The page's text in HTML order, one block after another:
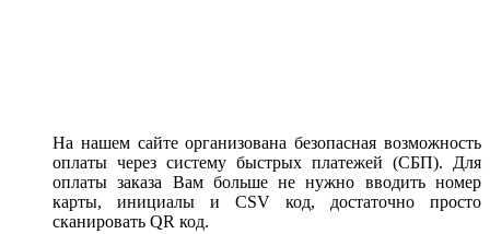
На нашем сайте организована безопасная возможность
оплаты через систему быстрых платежей (СБП). Для
оплаты заказа Вам больше не нужно вводить номер
карты, инициалы и CSV код, достаточно просто
сканировать QR код.